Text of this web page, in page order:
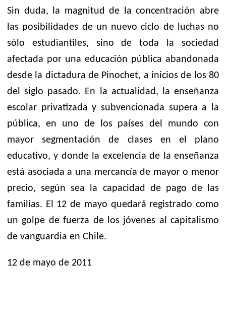
Sin duda, la magnitud de la concentración abre
las posibilidades de un nuevo ciclo de luchas no
sólo estudiantiles, sino de toda la sociedad
afectada por una educación pública abandonada
desde la dictadura de Pinochet, a inicios de los 80
del siglo pasado. En la actualidad, la enseñanza
escolar privatizada y subvencionada supera a la
pública, en uno de los países del mundo con
mayor segmentación de clases en el plano
educativo, y donde la excelencia de la enseñanza
está asociada a una mercancía de mayor o menor
precio, según sea la capacidad de pago de las
familias. El 12 de mayo quedará registrado como
un golpe de fuerza de los jóvenes al capitalismo
de vanguardia en Chile.
12 de mayo de 2011